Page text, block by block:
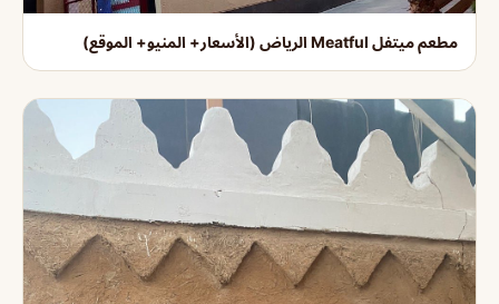
مطعم ميتفل Meatful الرياض (الأسعار+ المنيو+ الموقع)